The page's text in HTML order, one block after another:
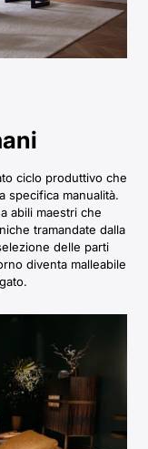
ciclo produttivo che
specifica manualità.
abili maestri che
tramandate dalla
delle parti
diventa malleabile